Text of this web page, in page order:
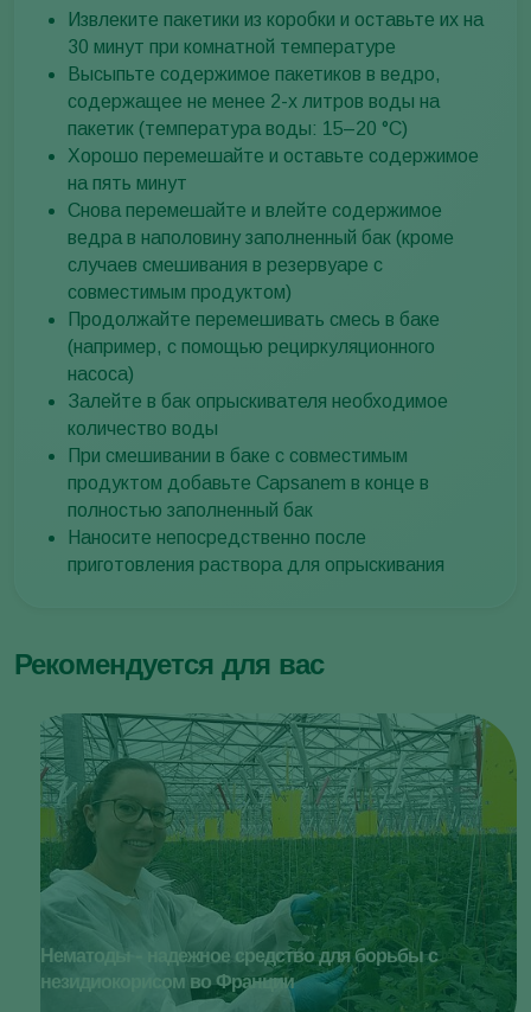
Извлеките пакетики из коробки и оставьте их на
30 минут при комнатной температуре
Высыпьте содержимое пакетиков в ведро,
содержащее не менее 2-х литров воды на
пакетик (температура воды: 15–20 °C)
Хорошо перемешайте и оставьте содержимое
на пять минут
Снова перемешайте и влейте содержимое
ведра в наполовину заполненный бак (кроме
случаев смешивания в резервуаре с
совместимым продуктом)
Продолжайте перемешивать смесь в баке
(например, с помощью рециркуляционного
насоса)
Залейте в бак опрыскивателя необходимое
количество воды
При смешивании в баке с совместимым
продуктом добавьте Capsanem в конце в
полностью заполненный бак
Наносите непосредственно после
приготовления раствора для опрыскивания
Рекомендуется для вас
Нематоды - надежное средство для борьбы с
незидиокорисом во Франции